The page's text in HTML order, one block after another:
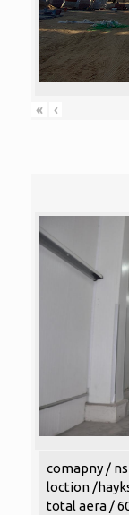
« ‹
comapny /
loction /
total aera /